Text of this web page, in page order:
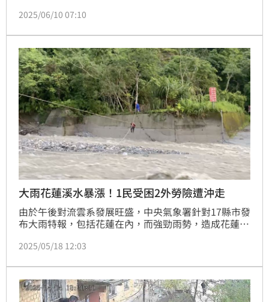
灣人的4位失聯船員。
2025/06/10 07:10
大雨花蓮溪水暴漲！1民受困2外勞險遭沖走
由於午後對流雲系發展旺盛，中央氣象署針對17縣市發
布大雨特報，包括花蓮在內，而強勁雨勢，造成花蓮砂
勞工一度遭沖走，所幸及時抱著漂流木上岸，受困民眾
2025/05/18 12:03